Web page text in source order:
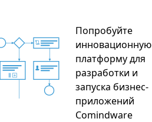
Попробуйте
инновационную
платформу для
разработки и
запуска бизнес-
приложений
Comindware